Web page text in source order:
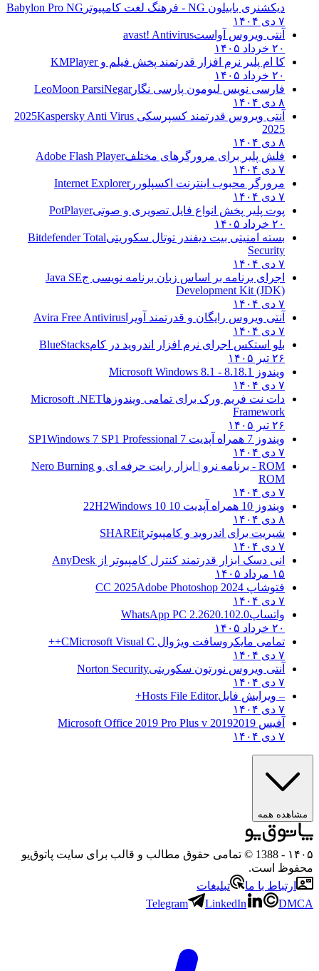
دیکشنری بابیلون NG - فرهنگ لغت کامپیوتر
Babylon Pro NG
۷ دی ۱۴۰۴
آنتی ویروس آواستavast! Antivirus
۲۰ خرداد ۱۴۰۵
کا ام پلیر نرم افزار قدرتمند پخش فیلم وKMPlayer
۲۰ خرداد ۱۴۰۵
فارسی نویس لیومون پارسی نگارLeoMoon ParsiNegar
۸ دی ۱۴۰۴
آنتی ویروس قدرتمند کسپرسکی 2025 Kaspersky Anti Virus
2025
۸ دی ۱۴۰۴
فلش پلیر برای مرورگرهای مختلفAdobe Flash Player
۷ دی ۱۴۰۴
مرورگر محبوب اینترنت اکسپلوررInternet Explorer
۷ دی ۱۴۰۴
پوت پلیر پخش انواع فایل تصویری و صوتیPotPlayer
۲۰ خرداد ۱۴۰۵
بسته امنیتی بیت دیفندر توتال سکوریتیBitdefender Total
Security
۷ دی ۱۴۰۴
اجرای برنامه بر اساس زبان برنامه نویسی جJava SE
Development Kit (JDK)
۷ دی ۱۴۰۴
آنتی ویروس رایگان و قدرتمند آویرا Avira Free Antivirus
۷ دی ۱۴۰۴
بلو استکس اجرای نرم افزار اندروید در کامBlueStacks
۲۶ تیر ۱۴۰۵
ویندوز 8.1
8.1 - Microsoft Windows 8.1
۷ دی ۱۴۰۴
دات نت فریم ورک برای تمامی ویندوزهاMicrosoft .NET
Framework
۲۶ تیر ۱۴۰۵
ویندوز 7 همراه آپدیت 7 SP1
Windows 7 SP1 Professional
۷ دی ۱۴۰۴
ROM - برنامه نرو | ابزار رایت حرفه ای و
Nero Burning
ROM
۷ دی ۱۴۰۴
ویندوز 10 همراه آپدیت 10 22H2
Windows 10
۸ دی ۱۴۰۴
شیریت برای اندروید و کامپیوتر SHAREit
۷ دی ۱۴۰۴
انی دسک ابزار قدرتمند کنترل کامپیوتر از AnyDesk
۱۵ مرداد ۱۴۰۵
فتوشاپ CC 2025 Adobe Photoshop 2024
۷ دی ۱۴۰۴
واتساپWhatsApp PC 2.2620.102.0
۲۰ خرداد ۱۴۰۵
تمامی مایکروسافت ویژوال C Microsoft Visual C++
۷ دی ۱۴۰۴
آنتی ویروس نورتون سکوریتیNorton Security
۷ دی ۱۴۰۴
– ویرایش فایلHosts File Editor+
۷ دی ۱۴۰۴
آفیس 2019 2019 Microsoft Office 2019 Pro Plus v
۷ دی ۱۴۰۴
مشاهده همه
۱۴۰۵
- 1388 © تمامی حقوق مطالب و قالب برای سایت پاتوق‌یو
محفوظ است.
ارتباط با ما
تبلیغات
Telegram
LinkedIn DMCA